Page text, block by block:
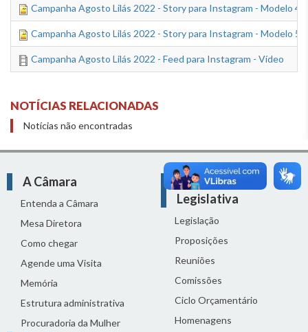
Campanha Agosto Lilás 2022 - Story para Instagram - Modelo 4
Campanha Agosto Lilás 2022 - Story para Instagram - Modelo 5
Campanha Agosto Lilás 2022 - Feed para Instagram - Vídeo
NOTÍCIAS RELACIONADAS
Notícias não encontradas
A Câmara
Entenda a Câmara
Mesa Diretora
Como chegar
Agende uma Visita
Memória
Estrutura administrativa
Procuradoria da Mulher
Atividade
Legislativa
Legislação
Proposições
Reuniões
Comissões
Ciclo Orçamentário
Homenagens